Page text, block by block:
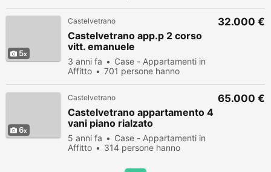
5
Castelvetrano
Castelvetrano app.p 2 corso
vitt. emanuele
3 anni fa
Case - Appartamenti in
Affitto
701 persone hanno
32.000 €
6
Castelvetrano
Castelvetrano appartamento 4
vani piano rialzato
5 anni fa
Case - Appartamenti in
Affitto
314 persone hanno
65.000 €